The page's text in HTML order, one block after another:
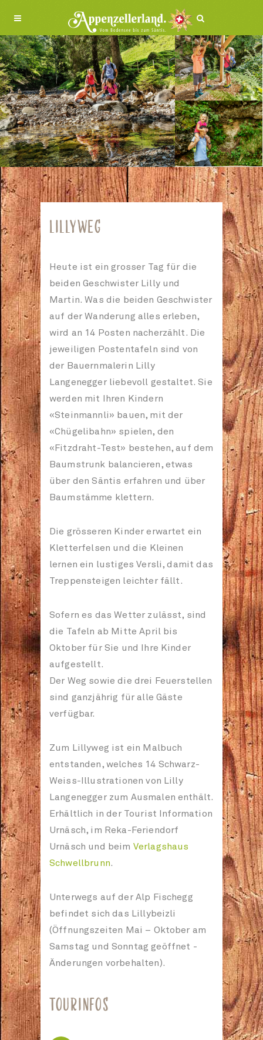
LILLYWEG
Heute ist ein grosser Tag für die
beiden Geschwister Lilly und
Martin. Was die beiden Geschwister
auf der Wanderung alles erleben,
wird an 14 Posten nacherzählt. Die
jeweiligen Postentafeln sind von
der Bauernmalerin Lilly
Langenegger liebevoll gestaltet. Sie
werden mit Ihren Kindern
«Steinmannli» bauen, mit der
«Chügelibahn» spielen, den
«Fitzdraht-Test» bestehen, auf dem
Baumstrunk balancieren, etwas
über den Säntis erfahren und über
Baumstämme klettern.
Die grösseren Kinder erwartet ein
Kletterfelsen und die Kleinen
lernen ein lustiges Versli, damit das
Treppensteigen leichter fällt.
Sofern es das Wetter zulässt, sind
die Tafeln ab Mitte April bis
Oktober für Sie und Ihre Kinder
aufgestellt.
Der Weg sowie die drei Feuerstellen
sind ganzjährig für alle Gäste
verfügbar.
Zum Lillyweg ist ein Malbuch
entstanden, welches 14 Schwarz-
Weiss-Illustrationen von Lilly
Langenegger zum Ausmalen enthält.
Erhältlich in der Tourist Information
Urnäsch, im Reka-Feriendorf
Urnäsch und beim Verlagshaus
Schwellbrunn.
Unterwegs auf der Alp Fischegg
befindet sich das Lillybeizli
(Öffnungszeiten Mai – Oktober am
Samstag und Sonntag geöffnet -
Änderungen vorbehalten).
TOURINFOS